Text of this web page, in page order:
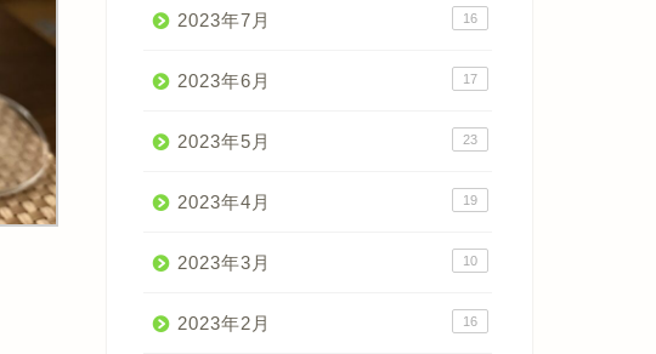
2023年7月 16
2023年6月 17
2023年5月 23
2023年4月 19
2023年3月 10
2023年2月 16